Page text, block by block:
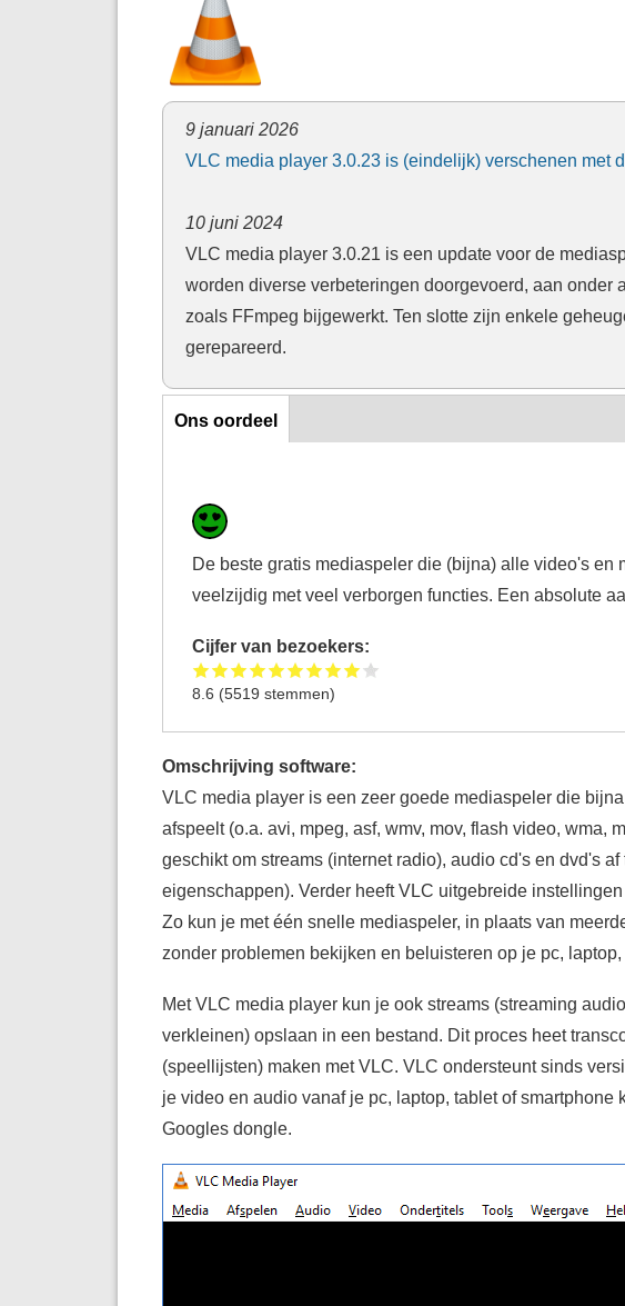
9 januari 2026
VLC media player 3.0.23 is (eindelijk) verschenen met
10 juni 2024
VLC media player 3.0.21 is een update voor de
worden diverse verbeteringen doorgevoerd, aan onder
zoals FFmpeg bijgewerkt. Ten slotte zijn enkele
gerepareerd.
Ons oordeel
Ons oordeel
De beste gratis mediaspeler die (bijna) alle video's en
veelzijdig met veel verborgen functies. Een absolute
Cijfer van bezoekers:
8.6 (5519 stemmen)
Omschrijving software:
VLC media player is een zeer goede mediaspeler die
afspeelt (o.a. avi, mpeg, asf, wmv, mov, flash video, wma,
geschikt om streams (internet radio), audio cd's en dvd's
eigenschappen). Verder heeft VLC uitgebreide
Zo kun je met één snelle mediaspeler, in plaats van
zonder problemen bekijken en beluisteren op je pc,
Met VLC media player kun je ook streams (streaming
verkleinen) opslaan in een bestand. Dit proces heet
(speellijsten) maken met VLC. VLC ondersteunt sinds
je video en audio vanaf je pc, laptop, tablet of smartphone
Googles dongle.